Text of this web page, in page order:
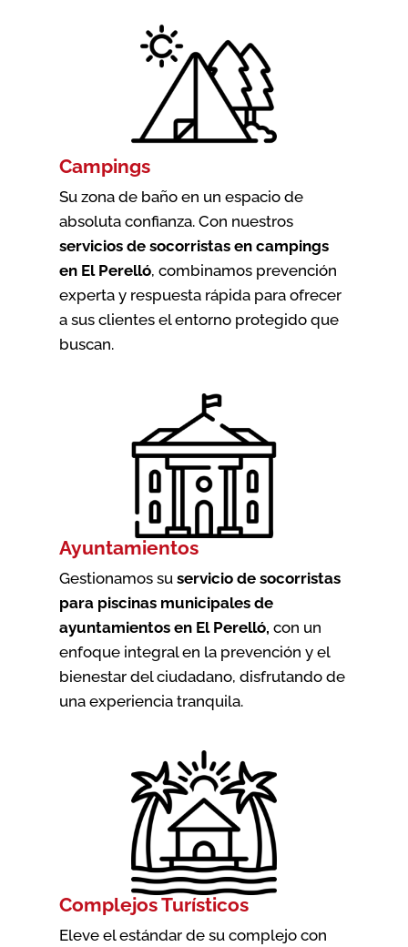
Campings
Su zona de baño en un espacio de
absoluta confianza. Con nuestros
servicios de socorristas en campings
en El Perelló, combinamos prevención
experta y respuesta rápida para ofrecer
a sus clientes el entorno protegido que
buscan.
Ayuntamientos
Gestionamos su servicio de socorristas
para piscinas municipales de
ayuntamientos en El Perelló, con un
enfoque integral en la prevención y el
bienestar del ciudadano, disfrutando de
una experiencia tranquila.
Complejos Turísticos
Eleve el estándar de su complejo con